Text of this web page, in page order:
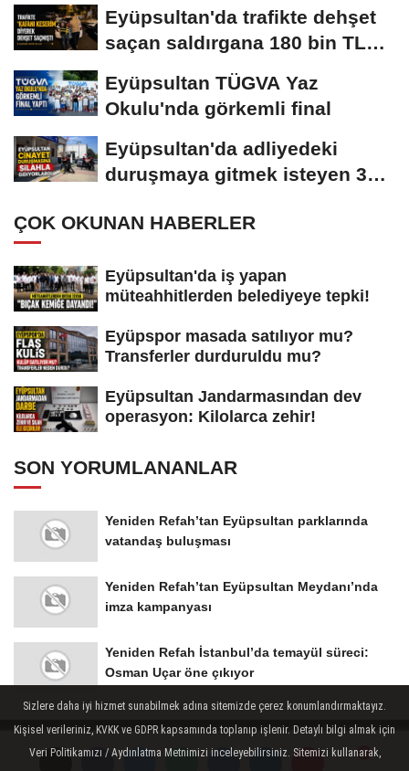
Eyüpsultan'da trafikte dehşet
saçan saldırgana 180 bin TL
Eyüpsultan TÜGVA Yaz
Okulu'nda görkemli final
Eyüpsultan'da adliyedeki
duruşmaya gitmek isteyen 3
ÇOK OKUNAN HABERLER
Eyüpsultan'da iş yapan
müteahhitlerden belediyeye tepki!
Eyüpspor masada satılıyor mu?
Transferler durduruldu mu?
Eyüpsultan Jandarmasından dev
operasyon: Kilolarca zehir!
SON YORUMLANANLAR
Yeniden Refah’tan Eyüpsultan parklarında
vatandaş buluşması
Yeniden Refah’tan Eyüpsultan Meydanı’nda
imza kampanyası
Osman Uçar öne çıkıyor
Sizlere daha iyi hizmet sunabilmek adına sitemizde çerez konumlandırmaktayız.
Kişisel verileriniz, KVKK ve GDPR kapsamında toplanıp işlenir. Detaylı bilgi almak için
Veri Politikamızı / Aydınlatma Metnimizi inceleyebilirsiniz. Sitemizi kullanarak,